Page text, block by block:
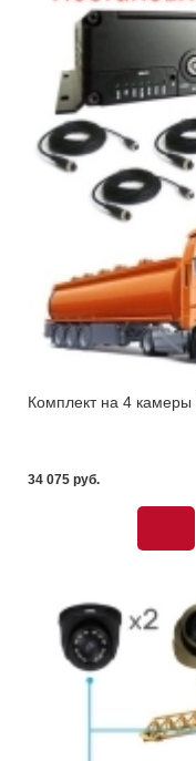
Комплект на 4
34 075 pуб.